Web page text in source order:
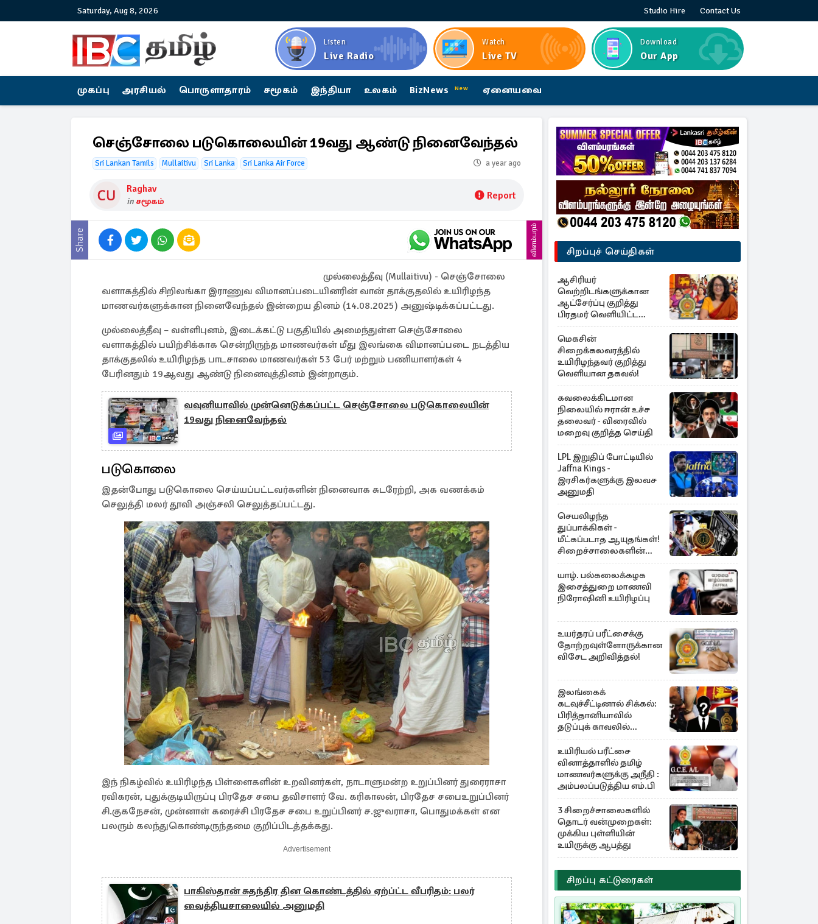
Saturday, Aug 8, 2026 Studio Hire Contact Us
Listen
Live Radio
Watch
Live TV
Download
Our App
முகப்பு அரசியல் பொருளாதாரம் சமூகம் இந்தியா உலகம் BizNews New ஏனையவை
செஞ்சோலை படுகொலையின் 19வது ஆண்டு நினைவேந்தல்
Sri Lankan Tamils Mullaitivu Sri Lanka Sri Lanka Air Force a year ago
Raghav
in சமூகம் Report
Share விளம்பரம்
முல்லைத்தீவு (Mullaitivu) - செஞ்சோலை
வளாகத்தில் சிறிலங்கா இராணுவ விமானப்படையினரின் வான் தாக்குதலில் உயிரிழந்த
மாணவர்களுக்கான நினைவேந்தல் இன்றைய தினம் (14.08.2025) அனுஷ்டிக்கப்பட்டது.
முல்லைத்தீவு – வள்ளிபுனம், இடைக்கட்டு பகுதியில் அமைந்துள்ள செஞ்சோலை
வளாகத்தில் பயிற்சிக்காக சென்றிருந்த மாணவர்கள் மீது இலங்கை விமானப்படை நடத்திய
தாக்குதலில் உயிரிழந்த பாடசாலை மாணவர்கள் 53 பேர் மற்றும் பணியாளர்கள் 4
பேரினதும் 19ஆவது ஆண்டு நினைவுத்தினம் இன்றாகும்.
வவுனியாவில் முன்னெடுக்கப்பட்ட செஞ்சோலை படுகொலையின்
19வது நினைவேந்தல்
படுகொலை
இதன்போது படுகொலை செய்யப்பட்டவர்களின் நினைவாக சுடரேற்றி, அக வணக்கம்
செலுத்தி மலர் தூவி அஞ்சலி செலுத்தப்பட்டது.
இந் நிகழ்வில் உயிரிழந்த பிள்ளைகளின் உறவினர்கள், நாடாளுமன்ற உறுப்பினர் துரைராசா
ரவிகரன், புதுக்குடியிருப்பு பிரதேச சபை தவிசாளர் வே. கரிகாலன், பிரதேச சபைஉறுப்பினர்
சி.குகநேசன், முன்னாள் கரைச்சி பிரதேச சபை உறுப்பினர் ச.ஜுவராசா, பொதுமக்கள் என
பலரும் கலந்துகொண்டிருந்தமை குறிப்பிடத்தக்கது.
Advertisement
பாகிஸ்தான் சுதந்திர தின கொண்டத்தில் ஏற்ப்ட்ட வீபரிதம்: பலர்
வைத்தியசாலையில் அனுமதி
சிறப்புச் செய்திகள்
ஆசிரியர்
வெற்றிடங்களுக்கான
ஆட்சேர்ப்பு குறித்து
பிரதமர் வெளியிட்ட
அறிவிப்பு
மெகசின்
சிறைக்கலவரத்தில்
உயிரிழந்தவர் குறித்து
வெளியான தகவல்!
கவலைக்கிடமான
நிலையில் ஈரான் உச்ச
தலைவர் - விரைவில்
மறைவு குறித்த செய்தி
LPL இறுதிப் போட்டியில்
Jaffna Kings -
இரசிகர்களுக்கு இலவச
அனுமதி
செயலிழந்த
துப்பாக்கிகள் -
மீட்கப்படாத ஆயுதங்கள்!
சிறைச்சாலைகளின்
பாதுகாப்பில் பாரிய
அச்சுறுத்தல்
யாழ். பல்கலைக்கழக
இசைத்துறை மாணவி
நிரோஷினி உயிரிழப்பு
உயர்தரப் பரீட்சைக்கு
தோற்றவுள்ளோருக்கான
விசேட அறிவித்தல்!
இலங்கைக்
கடவுச்சீட்டினால் சிக்கல்:
பிரித்தானியாவில்
தடுப்புக் காவலில்
முன்னாள் எம்.பி!
உயிரியல் பரீட்சை
வினாத்தாளில் தமிழ்
மாணவர்களுக்கு அநீதி :
அம்பலப்படுத்திய எம்.பி
3 சிறைச்சாலைகளில்
தொடர் வன்முறைகள்:
முக்கிய புள்ளியின்
உயிருக்கு ஆபத்து
சிறப்பு கட்டுரைகள்